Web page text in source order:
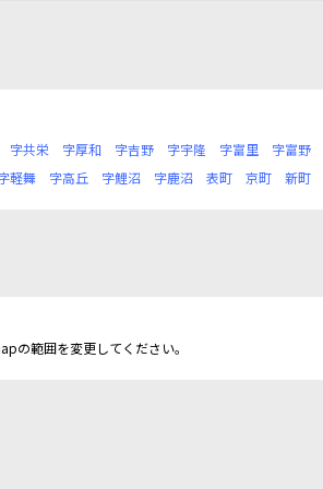
字共栄 字厚和 字吉野 字宇隆 字富里 字富野
軽舞 字高丘 字鯉沼 字鹿沼 表町 京町 新町
の範囲を変更してください。